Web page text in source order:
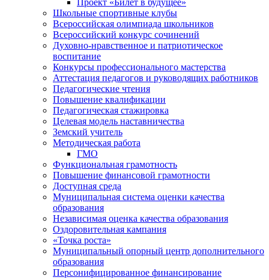
Проект «Билет в будущее»
Школьные спортивные клубы
Всероссийская олимпиада школьников
Всероссийский конкурс сочинений
Духовно-нравственное и патриотическое
воспитание
Конкурсы профессионального мастерства
Аттестация педагогов и руководящих работников
Педагогические чтения
Повышение квалификации
Педагогическая стажировка
Целевая модель наставничества
Земский учитель
Методическая работа
ГМО
Функциональная грамотность
Повышение финансовой грамотности
Доступная среда
Муниципальная система оценки качества
образования
Независимая оценка качества образования
Оздоровительная кампания
«Точка роста»
Муниципальный опорный центр дополнительного
образования
Персонифицированное финансирование